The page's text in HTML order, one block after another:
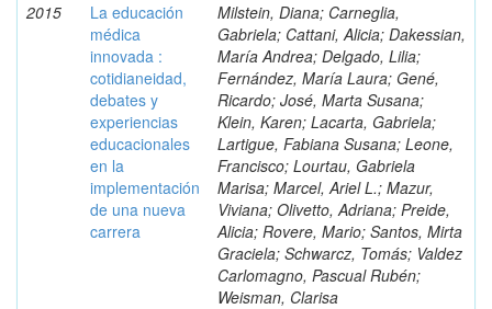
2015
La educación
médica
innovada :
cotidianeidad,
debates y
experiencias
educacionales
en la
implementación
de una nueva
carrera
Milstein, Diana; Carneglia,
Gabriela; Cattani, Alicia; Dakessian,
María Andrea; Delgado, Lilia;
Fernández, María Laura; Gené,
Ricardo; José, Marta Susana;
Klein, Karen; Lacarta, Gabriela;
Lartigue, Fabiana Susana; Leone,
Francisco; Lourtau, Gabriela
Marisa; Marcel, Ariel L.; Mazur,
Viviana; Olivetto, Adriana; Preide,
Alicia; Rovere, Mario; Santos, Mirta
Graciela; Schwarcz, Tomás; Valdez
Carlomagno, Pascual Rubén;
Weisman, Clarisa